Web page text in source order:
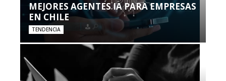
MEJORES AGENTES IA PARA EMPRESAS
EN CHILE
TENDENCIA